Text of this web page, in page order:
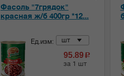
Фасоль "7грядок"
красная ж/б 400гр *12...
Ед.изм: шт
95.89c
за 1 шт